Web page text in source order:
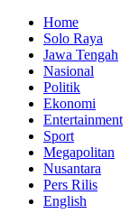
Home
Solo Raya
Jawa Tengah
Nasional
Politik
Ekonomi
Entertainment
Sport
Megapolitan
Nusantara
Pers Rilis
English